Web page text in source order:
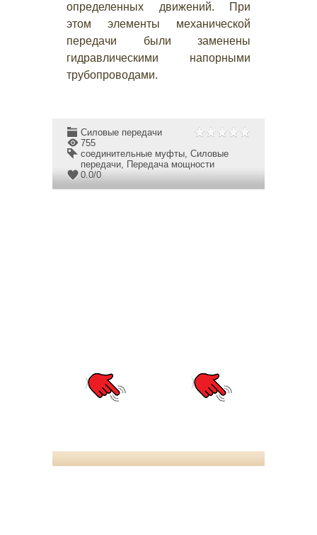
определенных движений. При
этом элементы механической
передачи были заменены
гидравлическими напорными
трубопроводами.
Силовые передачи
755
соединительные муфты, Силовые
передачи, Передача мощности
0.0/0